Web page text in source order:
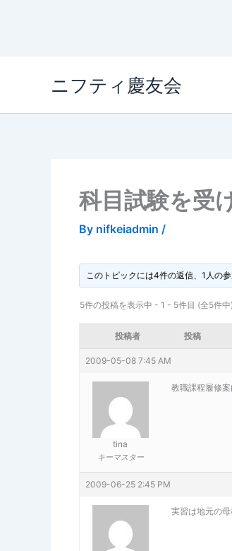
ニフティ慶友会
科目試験を受
By nifkeiadmin /
このトピックには4件の返信、1人の
5件の投稿を表示中 - 1 - 5件目 (全5件中)
投稿者 投稿
2009-05-08 7:45 AM
tina
キーマスター
教職課程履修
2009-06-25 2:45 PM
実習は地元の母